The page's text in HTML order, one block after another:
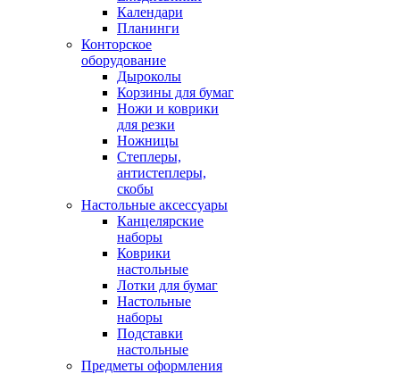
Календари
Планинги
Конторское
оборудование
Дыроколы
Корзины для бумаг
Ножи и коврики
для резки
Ножницы
Степлеры,
антистеплеры,
скобы
Настольные аксессуары
Канцелярские
наборы
Коврики
настольные
Лотки для бумаг
Настольные
наборы
Подставки
настольные
Предметы оформления